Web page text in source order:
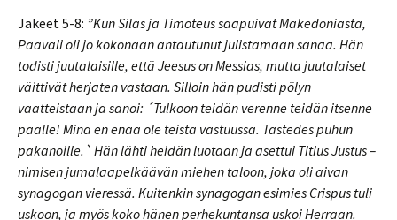
Jakeet 5-8: ”Kun Silas ja Timoteus saapuivat Makedoniasta,
Paavali oli jo kokonaan antautunut julistamaan sanaa. Hän
todisti juutalaisille, että Jeesus on Messias, mutta juutalaiset
väittivät herjaten vastaan. Silloin hän pudisti pölyn
vaatteistaan ja sanoi: ´Tulkoon teidän verenne teidän itsenne
päälle! Minä en enää ole teistä vastuussa. Tästedes puhun
pakanoille.` Hän lähti heidän luotaan ja asettui Titius Justus –
nimisen jumalaapelkäävän miehen taloon, joka oli aivan
synagogan vieressä. Kuitenkin synagogan esimies Crispus tuli
uskoon, ja myös koko hänen perhekuntansa uskoi Herraan.